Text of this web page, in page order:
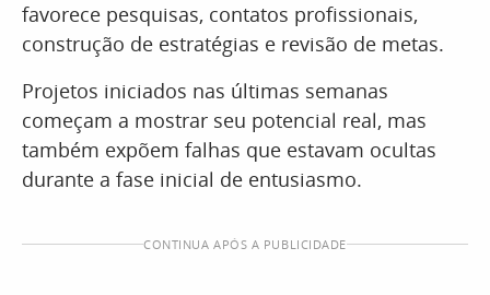
favorece pesquisas, contatos profissionais,
construção de estratégias e revisão de metas.
Projetos iniciados nas últimas semanas
começam a mostrar seu potencial real, mas
também expõem falhas que estavam ocultas
durante a fase inicial de entusiasmo.
CONTINUA APÓS A PUBLICIDADE